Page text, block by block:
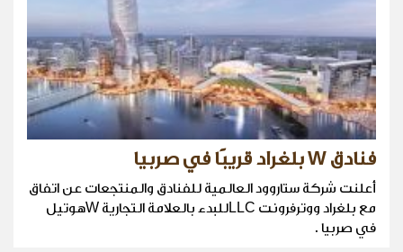
فنادق W بلغراد قريبًا في صربيا
أعلنت شركة ستاروود العالمية للفنادق والمنتجعات عن اتفاق
مع بلغراد ووترفرونت LLCللبدء بالعلامة التجارية Wهوتيل
في صربيا .